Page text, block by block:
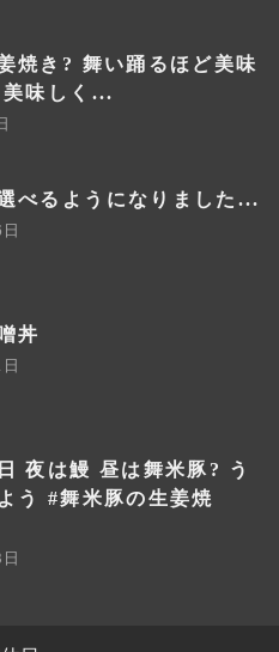
焼き? 舞い踊るほど美味
味しく...
べるようになりました...
噌丼
夜は鰻 昼は舞米豚? う
う #舞米豚の生姜焼